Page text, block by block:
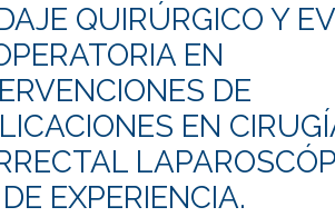
QUIRÚRGICO Y
EN
DE
EN
EXPERIENCIA.